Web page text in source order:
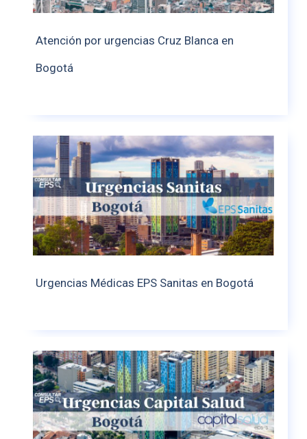
Atención por urgencias Cruz Blanca en
Bogotá
Urgencias Médicas EPS Sanitas en Bogotá